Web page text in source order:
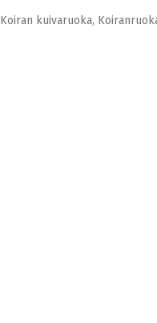
Koiran kuivaruoka,